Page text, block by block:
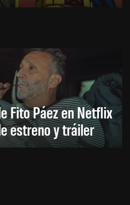
Fito Páez en Netflix
estreno y tráiler